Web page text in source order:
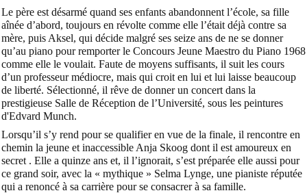
Le père est désarmé quand ses enfants abandonnent l’école, sa fille
aînée d’abord, toujours en révolte comme elle l’était déjà contre sa
mère, puis Aksel, qui décide malgré ses seize ans de ne se donner
qu’au piano pour remporter le Concours Jeune Maestro du Piano 1968
comme elle le voulait. Faute de moyens suffisants, il suit les cours
d’un professeur médiocre, mais qui croit en lui et lui laisse beaucoup
de liberté. Sélectionné, il rêve de donner un concert dans la
prestigieuse Salle de Réception de l’Université, sous les peintures
d'Edvard Munch.
Lorsqu’il s’y rend pour se qualifier en vue de la finale, il rencontre en
chemin la jeune et inaccessible Anja Skoog dont il est amoureux en
secret . Elle a quinze ans et, il l’ignorait, s’est préparée elle aussi pour
ce grand soir, avec la « mythique » Selma Lynge, une pianiste réputée
qui a renoncé à sa carrière pour se consacrer à sa famille.